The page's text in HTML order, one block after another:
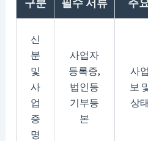
신
분
및
사
업
증
명
사업자
등록증,
법인등
기부등
본
사
보
상